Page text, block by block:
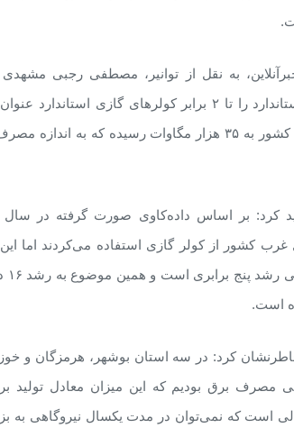
به نقل از توانیر، مصطفی رجبی
کولرهای وارداتی غیراستاندارد را تا ۲ برابر کولرهای گازی
مصرف برق سرمایشی کشور به ۳۵ هزار مگاوات رسیده که به
است.
کرد: در سه استان بوشهر، هرمزگان و
مصرف برق بودیم که این میزان معادل تولید
است که نمی‌توان در مدت یکسال نیروگاهی به